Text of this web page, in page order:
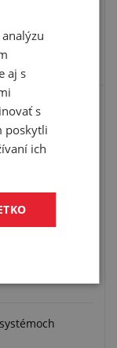
HADICA
aj s
s
poskytli
ich